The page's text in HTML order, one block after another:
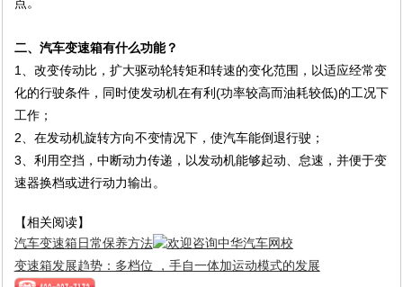
点。
二、汽车变速箱有什么功能？
1、改变传动比，扩大驱动轮转矩和转速的变化范围，以适应经常变
化的行驶条件，同时使发动机在有利(功率较高而油耗较低)的工况下
工作；
2、在发动机旋转方向不变情况下，使汽车能倒退行驶；
3、利用空挡，中断动力传递，以发动机能够起动、怠速，并便于变
速器换档或进行动力输出。
【相关阅读】
汽车变速箱日常保养方法
变速箱发展趋势：多档位 ，手自一体加运动模式的发展